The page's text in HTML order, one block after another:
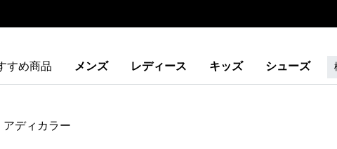
すめ商品 メンズ レディース キッズ シューズ
アディカラー